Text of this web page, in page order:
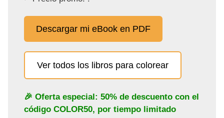
Descargar mi eBook en PDF
Ver todos los libros para colorear
🎉 Oferta especial: 50% de descuento con el
código COLOR50, por tiempo limitado